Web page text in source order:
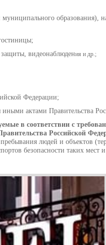
образования),
защиты, видеонаблюдения и др.;
Федерации;
актами Правительства
в соответствии с
Российской
людей и объектов
безопасности таких мест